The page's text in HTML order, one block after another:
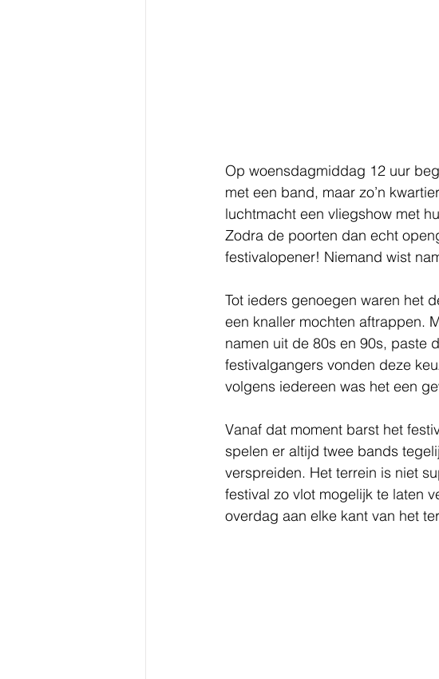
Op woensdagmiddag 12 uur
met een band, maar zo’n
luchtmacht een vliegshow met
Zodra de poorten dan echt
festivalopener! Niemand wist
Tot ieders genoegen waren het
een knaller mochten aftrappen.
namen uit de 80s en 90s, paste
festivalgangers vonden deze
volgens iedereen was het een
Vanaf dat moment barst het
spelen er altijd twee bands
verspreiden. Het terrein is niet
festival zo vlot mogelijk te laten
overdag aan elke kant van het